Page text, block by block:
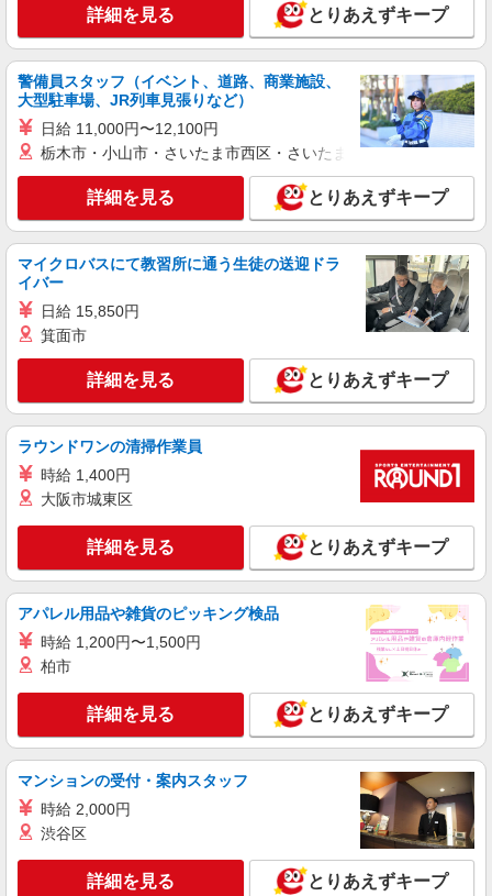
パナソニック エイジフリーケアセンター枚方
訪問入浴／介護職／運転なし／パート／勤務日
数は応相談
時給1,270円〜1,333円 ※経験・能力・資格等
による 初任者研修 時給1,270円 実務者研修 時給
1,270円 介護福祉士 時給1,333円 ※サービス提供8
件目以降〜1,000円/件 手当あり ※一律処遇改善加
算含む 〇時間外勤務手当 〇土日祝勤務手当 〇無
事故無違反表彰金 〇年末年始勤務手当
パナソニック エイジフリーケアセンター枚方
大阪府枚方市中宮西之町 4番15号
キープ 詳細を見る
パート
パナソニック エイジフリーハウス枚方津田
小規模多機能居宅介護／介護職／パート
時給1,257円〜1,346円 ※経験・能力・資格等
他資格 時給1,257円 ※一律処遇改善加算含む 〇時
間外勤務手当 〇土日祝勤務手当 〇夜勤手当 〇深
夜勤務手当 〇年末年始勤務手当 〇早朝7:00〜
パナソニック エイジフリーハウス枚方津田 大
阪府枚方市津田元町2-28-25
キープ 詳細を見る
パート
パナソニック エイジフリーケアセンター枚方中宮
ショートステイ／介護職／早出のみ
時給1,270円〜1,358円 ※経験・能力・資格等
による 社会福祉士・介護福祉士 時給1,358円 その
他資格 時給1,270円 ※一律処遇改善加算含む 〇時
間外勤務手当 〇土日祝勤務手当 〇夜勤手当 〇深
夜勤務手当 〇無事故無違反表彰金 〇年末年始勤務
手当 〇早朝7:00〜8:00/夜間18:00〜20:00は時給
25％UP
パナソニック エイジフリーケアセンター枚方
中宮 大阪府枚方市中宮西之町 4番15号
キープ 詳細を見る
パート
パナソニック エイジフリーケアセンター枚方中宮
ショートステイ／介護職／遅出のみ
時給1,270円〜1,358円 ※経験・能力・資格等
による 社会福祉士・介護福祉士 時給1,358円 その
間外勤務手当 〇土日祝勤務手当 〇夜勤手当 〇深
パナソニック エイジフリーケアセンター枚方
中宮 大阪府枚方市中宮西之町 4番15号
詳細を見る とりあえずキープ
警備員スタッフ（イベント、道路、商業施設、
大型駐車場、JR列車見張りなど）
日給 11,000円〜12,100円
栃木市・小山市・さいたま市西区・さいたま市岩槻区・久喜市・
詳細を見る とりあえずキープ
マイクロバスにて教習所に通う生徒の送迎ドラ
イバー
日給 15,850円
箕面市
詳細を見る とりあえずキープ
ラウンドワンの清掃作業員
時給 1,400円
大阪市城東区
詳細を見る とりあえずキープ
アパレル用品や雑貨のピッキング検品
時給 1,200円〜1,500円
柏市
詳細を見る とりあえずキープ
マンションの受付・案内スタッフ
時給 2,000円
渋谷区
詳細を見る とりあえずキープ